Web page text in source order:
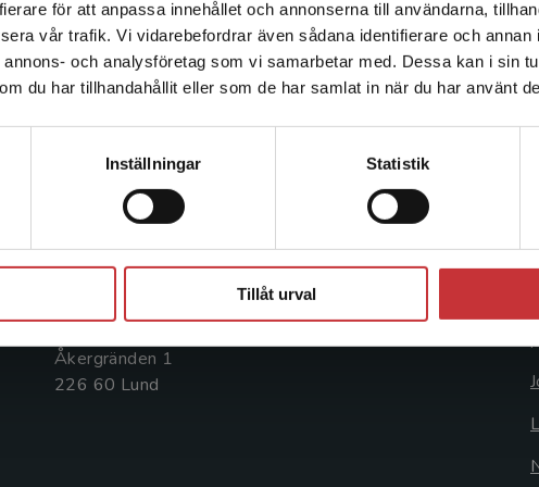
för att anpassa innehållet och annonserna till användarna,
vår trafik. Vi vidarebefordrar även sådana identifierare och annan
och analysföretag som vi samarbetar med. Dessa kan i sin
du har tillhandahållit eller som de har samlat in när du har använt
Inställningar Statistik
Tillåt urval
Det verkar som att du besöker studentlitteratur.se via en
enhet utanför Sverige. Vi erbjuder inte leveranser utanför
Sverige. För att kunna slutföra ett köp måste
leveransadressen vara i Sverige.Läs mer
Kontakta oss
046-31 20 00
Postadress:
Box 141
Åkergränden 1
Kundservice
046-31 21 00
Frågor och svar
Köpvillkor
Systemkrav